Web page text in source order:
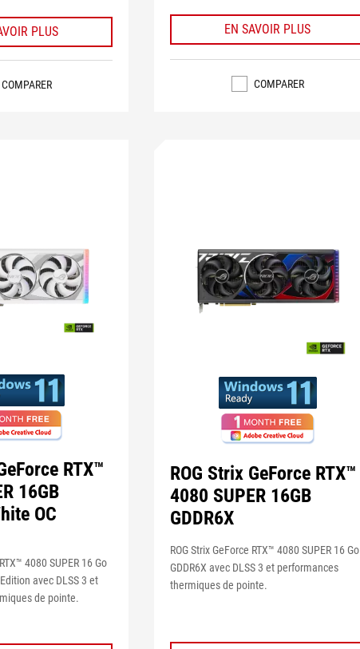
PLUS
COMPARER
EN SAVOIR PLUS
COMPARER
RTX™
16GB
OC
4080 SUPER 16 Go
avec DLSS 3 et
de pointe.
ROG Strix GeForce RTX™
4080 SUPER 16GB
GDDR6X
ROG Strix GeForce RTX™ 4080 SUPER 16 Go
GDDR6X avec DLSS 3 et performances
thermiques de pointe.